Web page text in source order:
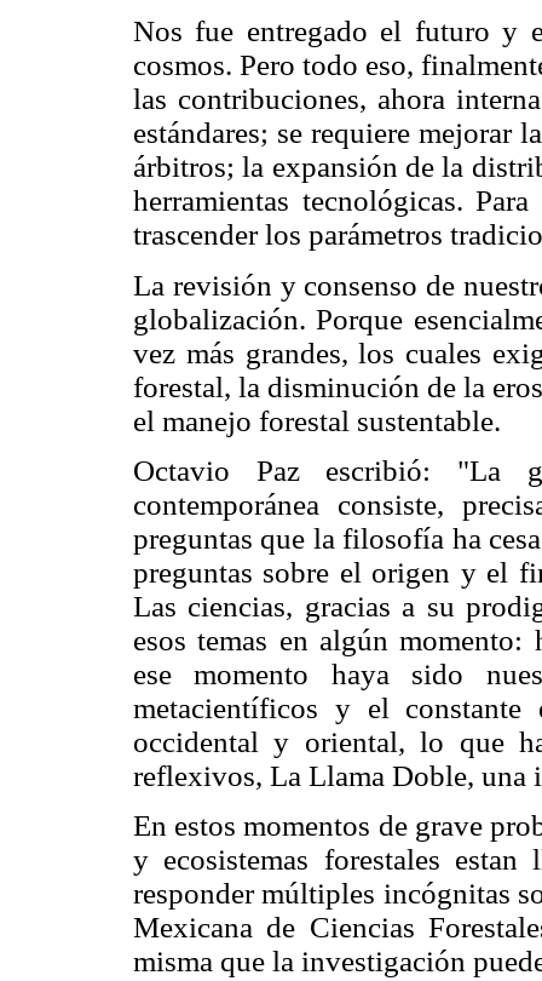
Nos fue entregado el futuro y
cosmos. Pero todo eso,
las contribuciones, ahora
estándares; se requiere mejorar
árbitros; la expansión de la
herramientas tecnológicas.
trascender los parámetros
La revisión y consenso de
globalización. Porque
vez más grandes, los cuales
forestal, la disminución de la
el manejo forestal sustentable.
Octavio Paz escribió: "La
contemporánea consiste,
preguntas que la filosofía ha
preguntas sobre el origen y el
Las ciencias, gracias a su
esos temas en algún
ese momento haya sido
metacientíficos y el
occidental y oriental, lo que
reflexivos, La Llama Doble, una
En estos momentos de grave
y ecosistemas forestales
responder múltiples incógnitas
Mexicana de Ciencias
misma que la investigación